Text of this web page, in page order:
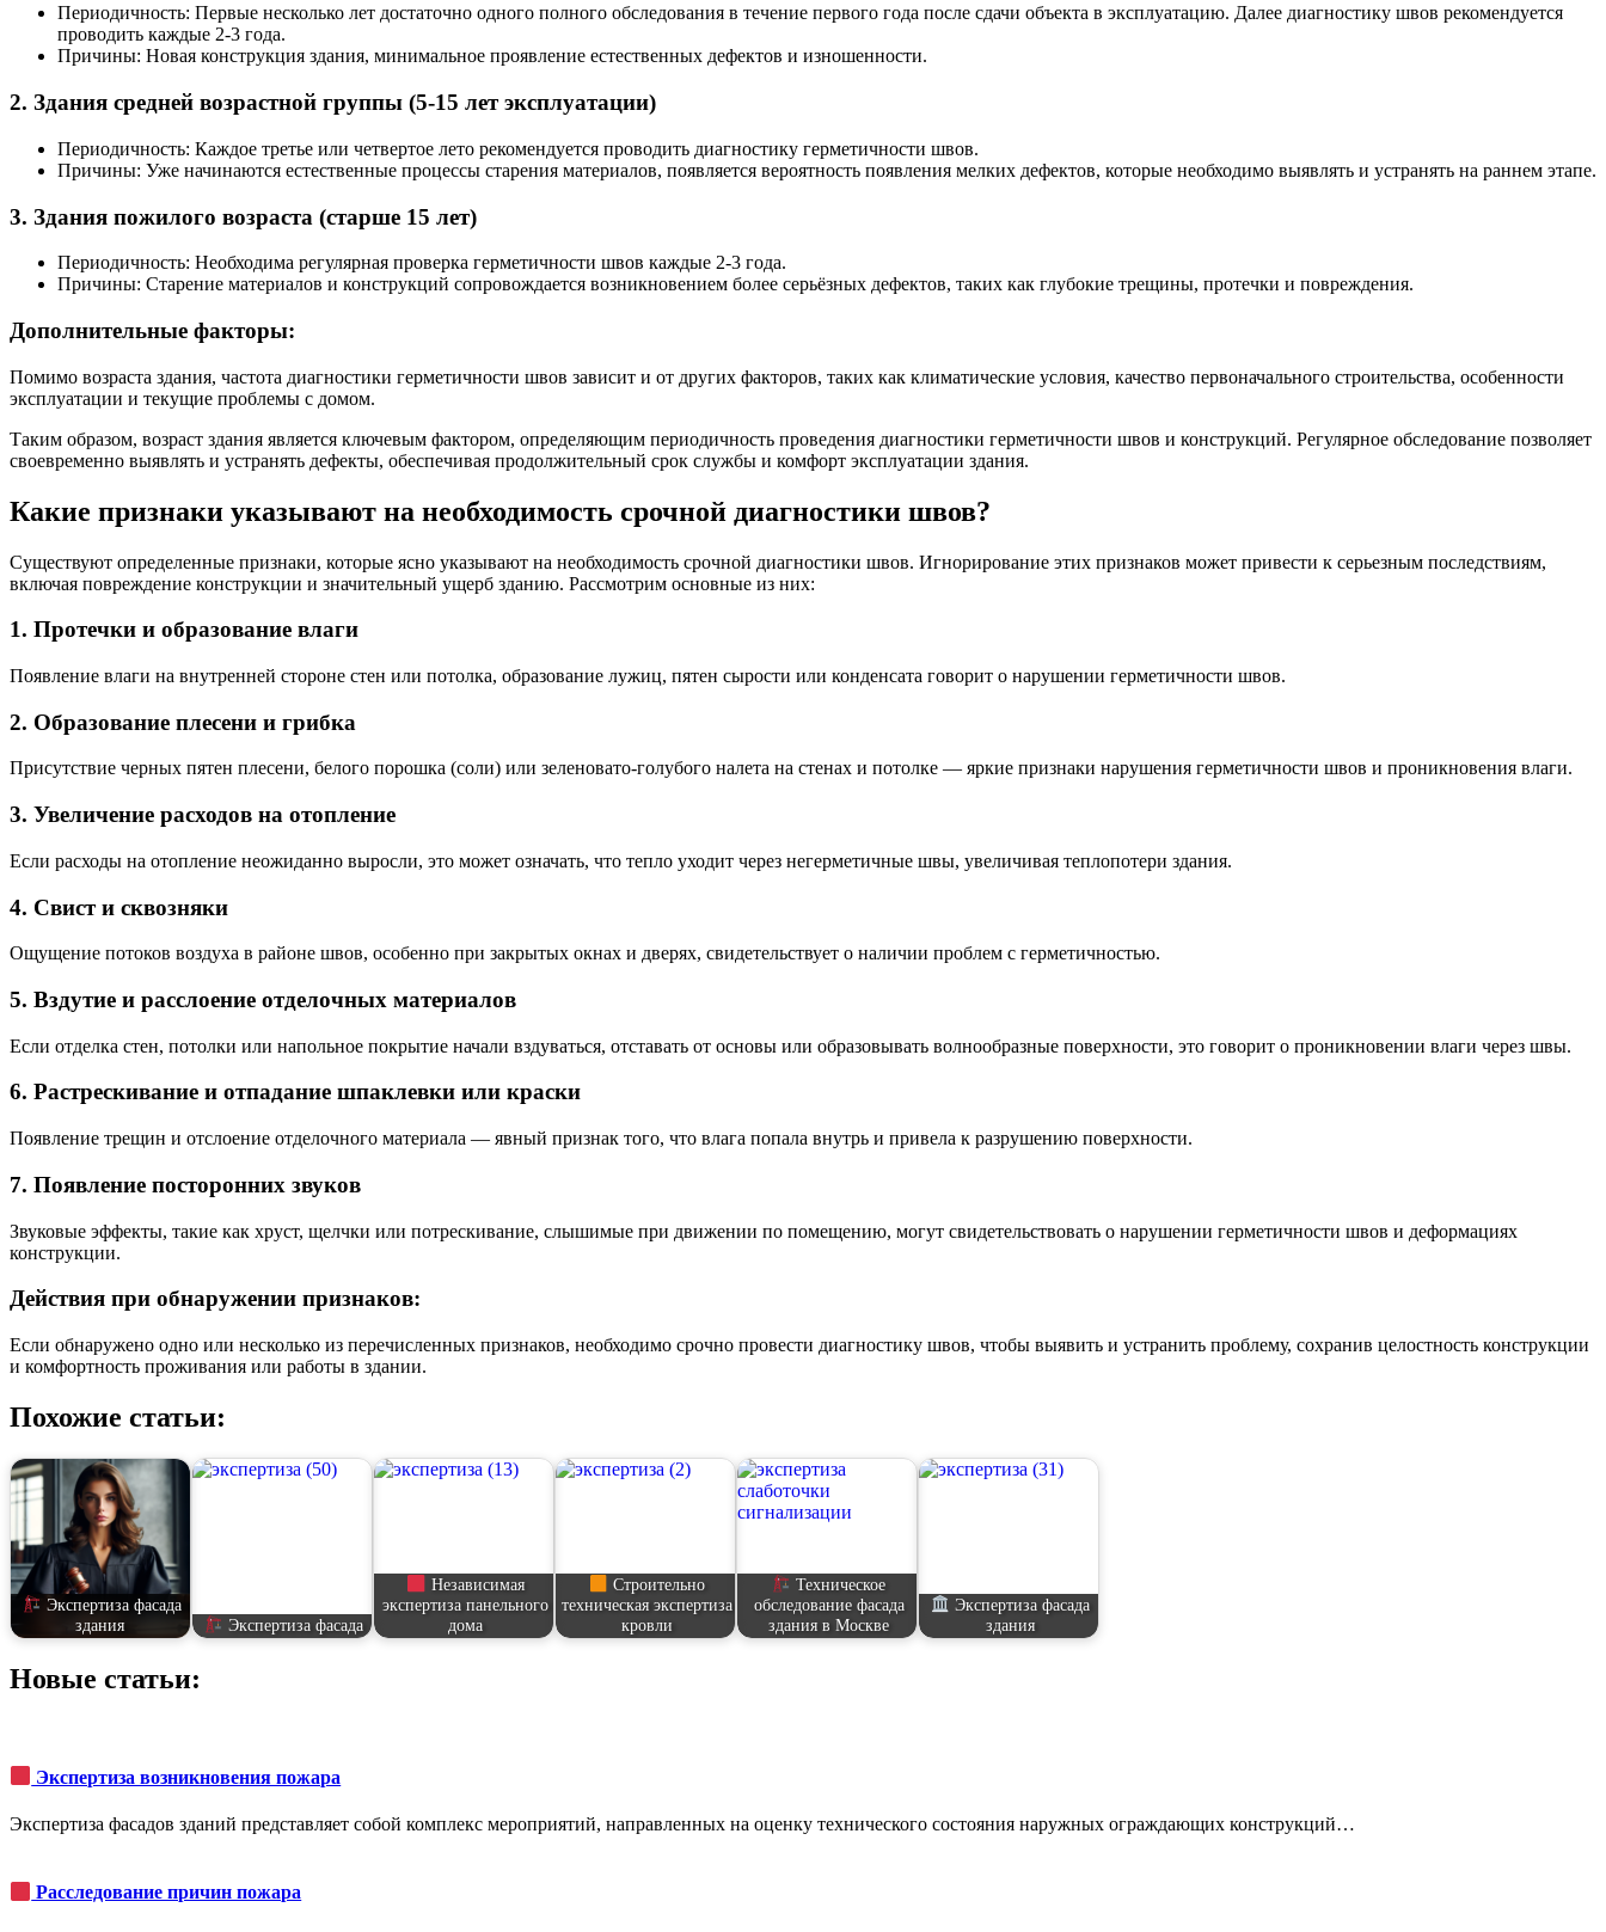
Периодичность: Первые несколько лет достаточно одного полного обследования в течение первого года после сдачи объекта в эксплуатацию. Далее диагностику швов рекомендуется
проводить каждые 2-3 года.
Причины: Новая конструкция здания, минимальное проявление естественных дефектов и изношенности.
2. Здания средней возрастной группы (5-15 лет эксплуатации)
Периодичность: Каждое третье или четвертое лето рекомендуется проводить диагностику герметичности швов.
Причины: Уже начинаются естественные процессы старения материалов, появляется вероятность появления мелких дефектов, которые необходимо выявлять и устранять на раннем этапе.
3. Здания пожилого возраста (старше 15 лет)
Периодичность: Необходима регулярная проверка герметичности швов каждые 2-3 года.
Причины: Старение материалов и конструкций сопровождается возникновением более серьёзных дефектов, таких как глубокие трещины, протечки и повреждения.
Дополнительные факторы:
Помимо возраста здания, частота диагностики герметичности швов зависит и от других факторов, таких как климатические условия, качество первоначального строительства, особенности
эксплуатации и текущие проблемы с домом.
Таким образом, возраст здания является ключевым фактором, определяющим периодичность проведения диагностики герметичности швов и конструкций. Регулярное обследование позволяет
своевременно выявлять и устранять дефекты, обеспечивая продолжительный срок службы и комфорт эксплуатации здания.
Какие признаки указывают на необходимость срочной диагностики швов?
Существуют определенные признаки, которые ясно указывают на необходимость срочной диагностики швов. Игнорирование этих признаков может привести к серьезным последствиям,
включая повреждение конструкции и значительный ущерб зданию. Рассмотрим основные из них:
1. Протечки и образование влаги
Появление влаги на внутренней стороне стен или потолка, образование лужиц, пятен сырости или конденсата говорит о нарушении герметичности швов.
2. Образование плесени и грибка
Присутствие черных пятен плесени, белого порошка (соли) или зеленовато-голубого налета на стенах и потолке — яркие признаки нарушения герметичности швов и проникновения влаги.
3. Увеличение расходов на отопление
Если расходы на отопление неожиданно выросли, это может означать, что тепло уходит через негерметичные швы, увеличивая теплопотери здания.
4. Свист и сквозняки
Ощущение потоков воздуха в районе швов, особенно при закрытых окнах и дверях, свидетельствует о наличии проблем с герметичностью.
5. Вздутие и расслоение отделочных материалов
Если отделка стен, потолки или напольное покрытие начали вздуваться, отставать от основы или образовывать волнообразные поверхности, это говорит о проникновении влаги через швы.
6. Растрескивание и отпадание шпаклевки или краски
Появление трещин и отслоение отделочного материала — явный признак того, что влага попала внутрь и привела к разрушению поверхности.
7. Появление посторонних звуков
Звуковые эффекты, такие как хруст, щелчки или потрескивание, слышимые при движении по помещению, могут свидетельствовать о нарушении герметичности швов и деформациях
конструкции.
Действия при обнаружении признаков:
Если обнаружено одно или несколько из перечисленных признаков, необходимо срочно провести диагностику швов, чтобы выявить и устранить проблему, сохранив целостность конструкции
и комфортность проживания или работы в здании.
Похожие статьи:
Экспертиза фасада
здания
Экспертиза фасада
Независимая
экспертиза панельного
дома
Строительно
техническая экспертиза
кровли
Техническое
обследование фасада
здания в Москве
Экспертиза фасада
здания
Новые статьи:
Экспертиза возникновения пожара
Экспертиза фасадов зданий представляет собой комплекс мероприятий, направленных на оценку технического состояния наружных ограждающих конструкций…
Расследование причин пожара